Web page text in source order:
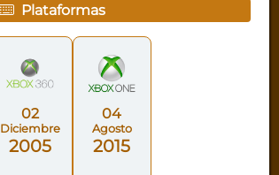
Plataformas
02
Diciembre
2005
04
Agosto
2015